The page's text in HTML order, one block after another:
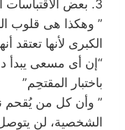
3. بعض الاقتباسات التى أعجبتنى
” وهكذا هى قلوب
الكبرى لأنها تعتقد
“إن أى مسعى يبدأ
باختبار المقتحِم”
” وأن كل من يُقحم
الشخصية، لن